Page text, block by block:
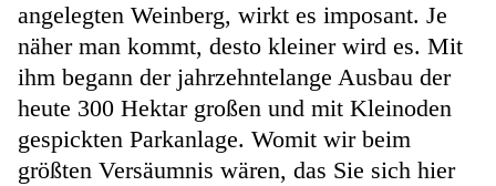
angelegten Weinberg, wirkt es imposant. Je
näher man kommt, desto kleiner wird es. Mit
ihm begann der jahrzehntelange Ausbau der
heute 300 Hektar großen und mit Kleinoden
gespickten Parkanlage. Womit wir beim
größten Versäumnis wären, das Sie sich hier